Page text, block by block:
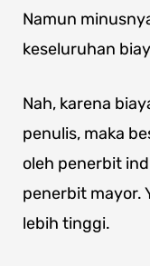
Namun
keseluruhan
Nah, karena
penulis, maka
oleh penerbit
penerbit mayor.
lebih tinggi.